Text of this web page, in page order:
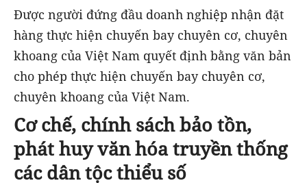
Được người đứng đầu doanh nghiệp nhận đặt
hàng thực hiện chuyến bay chuyên cơ, chuyên
khoang của Việt Nam quyết định bằng văn bản
cho phép thực hiện chuyến bay chuyên cơ,
chuyên khoang của Việt Nam.
Cơ chế, chính sách bảo tồn,
phát huy văn hóa truyền thống
các dân tộc thiểu số